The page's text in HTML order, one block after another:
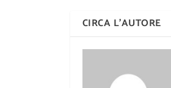
CIRCA L'AUTORE